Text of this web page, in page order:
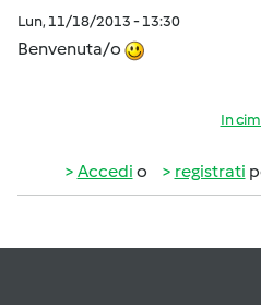
Lun, 11/18/2013 - 13:30
Benvenuta/o
In
Accedi o registrati